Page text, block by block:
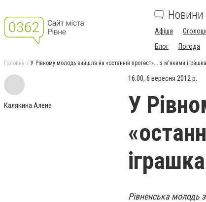
Новини
Афіша
Блог
Погода
Головна У Рівному молодь вийшла на «останній протест»... з м'якими
Калякина Алена
16:00, 6 вересня 2012 р.
У
Рівненська молодь